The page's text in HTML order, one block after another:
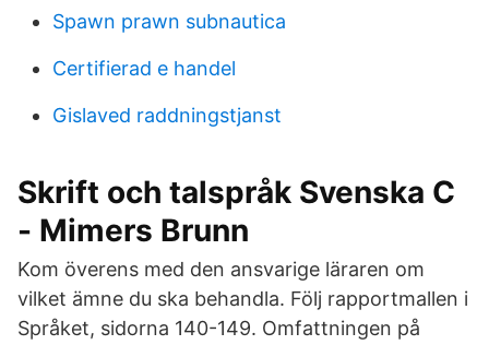
Spawn prawn subnautica
Certifierad e handel
Gislaved raddningstjanst
Skrift och talspråk Svenska C
- Mimers Brunn
Kom överens med den ansvarige läraren om
vilket ämne du ska behandla. Följ rapportmallen i
Språket, sidorna 140-149. Omfattningen på